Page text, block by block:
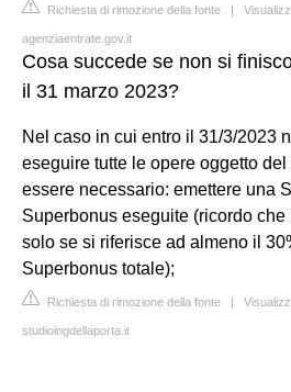
Richiesta di rimozione della fonte |
agenziaentrate.gov.it
Cosa succede se non si
il 31 marzo 2023?
Nel caso in cui entro il 31/3/2023
eseguire tutte le opere oggetto
essere necessario: emettere una
Superbonus eseguite (ricordo
solo se si riferisce ad almeno il
Superbonus totale);
Richiesta di rimozione della fonte |
studioingdellaporta.it